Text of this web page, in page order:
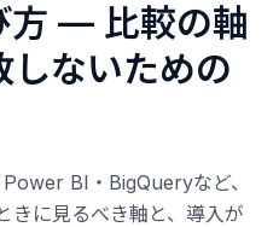
方 — 比較の軸
しないための
BI・BigQueryなど、
きに見るべき軸と、導入が